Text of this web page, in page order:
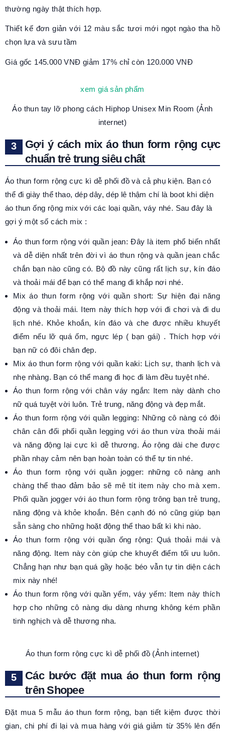
thường ngày thật thích hợp.
Thiết kế đơn giản với 12 màu sắc tươi mới ngọt ngào tha hồ
chọn lựa và sưu tầm
Giá gốc 145.000 VNĐ giảm 17% chỉ còn 120.000 VNĐ
xem giá sản phẩm
Áo thun tay lỡphong cách Hiphop Unisex Min Room (Ảnh
internet)
Gợi ý cách mix áo thun form rộng cực
chuẩn trẻ trung siêu chất
Áo thun form rộng cực kì dễ phối đồ và cả phụ kiện. Bạn có
thể đi giày thể thao, dép dây, dép lê thậm chí là boot khi diện
áo thun ống rộng mix với các loại quần, váy nhé. Sau đây là
gợi ý một số cách mix :
Áo thun form rộng với quần jean: Đây là item phổ biến nhất
và dễ diện nhất trên đời vì áo thun rộng và quần jean chắc
chắn bạn nào cũng có. Bộ đồ này cũng rất lịch sự, kín đáo
và thoải mái để bạn có thể mang đi khắp nơi nhé.
Mix áo thun form rộng với quần short: Sự hiện đại năng
động và thoải mái. Item này thích hợp với đi chơi và đi du
lịch nhé. Khỏe khoắn, kín đáo và che được nhiều khuyết
điểm nếu lỡ quá ốm, ngực lép ( bạn gái) . Thích hợp với
bạn nữ có đôi chân đẹp.
Mix áo thun form rộng với quần kaki: Lịch sự, thanh lịch và
nhẹ nhàng. Bạn có thể mang đi học đi làm đều tuyệt nhé.
Áo thun form rộng với chân váy ngắn: Item này dành cho
nữ quá tuyệt vời luôn. Trẻ trung, năng động và đẹp mắt.
Áo thun form rộng với quần legging: Những cô nàng có đôi
chân cân đối phối quần legging với áo thun vừa thoải mái
và năng động lại cực kì dễ thương. Áo rộng dài che được
phần nhạy cảm nên bạn hoàn toàn có thể tự tin nhé.
Áo thun form rộng với quần jogger: những cô nàng anh
chàng thể thao đảm bảo sẽ mê tít item này cho mà xem.
Phối quần jogger với áo thun form rộng trông bạn trẻ trung,
năng động và khỏe khoắn. Bên cạnh đó nó cũng giúp bạn
sẵn sàng cho những hoặt động thể thao bất kì khi nào.
Áo thun form rộng với quần ống rộng: Quá thoải mái và
năng động. Item này còn giúp che khuyết điểm tối ưu luôn.
Chẳng hạn như bạn quá gầy hoặc béo vẫn tự tin diện cách
mix này nhé!
Áo thun form rộng với quần yếm, váy yếm: Item này thích
hợp cho những cô nàng dịu dàng nhưng không kém phần
tinh nghịch và dễ thương nha.
Áo thun form rộng cực kì dễ phối đồ (Ảnh internet)
Các bước đặt mua áo thun form rộng
trên Shopee
Đặt mua 5 mẫu áo thun form rộng, bạn tiết kiệm được thời
gian, chi phí đi lại và mua hàng với giá giảm từ 35% lên đến